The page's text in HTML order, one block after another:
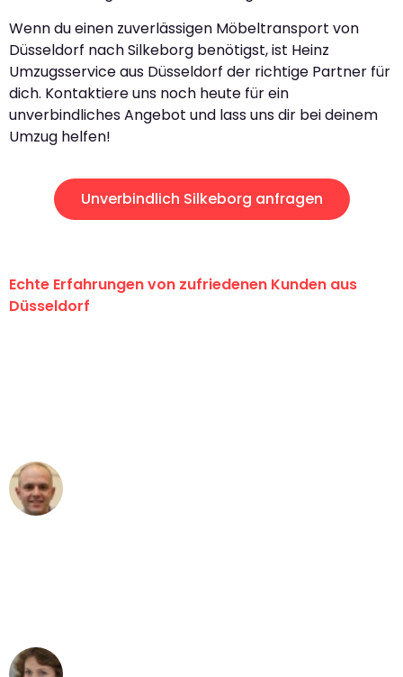
Wenn du einen zuverlässigen Möbeltransport von
Düsseldorf nach Silkeborg benötigst, ist Heinz
Umzugsservice aus Düsseldorf der richtige Partner für
dich. Kontaktiere uns noch heute für ein
unverbindliches Angebot und lass uns dir bei deinem
Umzug helfen!
Unverbindlich Silkeborg anfragen
Echte Erfahrungen von zufriedenen Kunden aus
Düsseldorf